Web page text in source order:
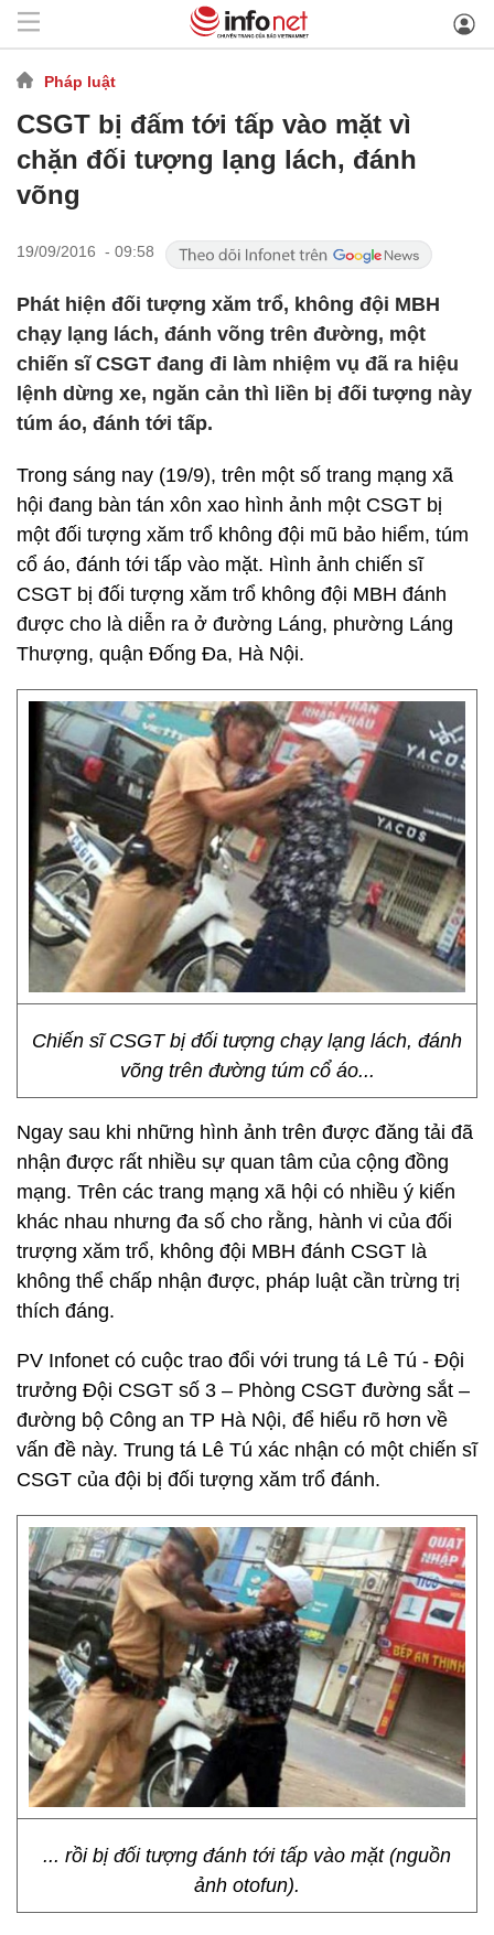
Pháp luật
CSGT bị đấm tới tấp vào mặt vì
chặn đối tượng lạng lách, đánh
võng
19/09/2016 - 09:58
Phát hiện đối tượng xăm trổ, không đội MBH
chạy lạng lách, đánh võng trên đường, một
chiến sĩ CSGT đang đi làm nhiệm vụ đã ra hiệu
lệnh dừng xe, ngăn cản thì liền bị đối tượng này
túm áo, đánh tới tấp.
Trong sáng nay (19/9), trên một số trang mạng xã
hội đang bàn tán xôn xao hình ảnh một CSGT bị
một đối tượng xăm trổ không đội mũ bảo hiểm, túm
cổ áo, đánh tới tấp vào mặt. Hình ảnh chiến sĩ
CSGT bị đối tượng xăm trổ không đội MBH đánh
được cho là diễn ra ở đường Láng, phường Láng
Thượng, quận Đống Đa, Hà Nội.
Chiến sĩ CSGT bị đối tượng chạy lạng lách, đánh
võng trên đường túm cổ áo...
Ngay sau khi những hình ảnh trên được đăng tải đã
nhận được rất nhiều sự quan tâm của cộng đồng
mạng. Trên các trang mạng xã hội có nhiều ý kiến
khác nhau nhưng đa số cho rằng, hành vi của đối
trượng xăm trổ, không đội MBH đánh CSGT là
không thể chấp nhận được, pháp luật cần trừng trị
thích đáng.
PV Infonet có cuộc trao đổi với trung tá Lê Tú - Đội
trưởng Đội CSGT số 3 – Phòng CSGT đường sắt –
đường bộ Công an TP Hà Nội, để hiểu rõ hơn về
vấn đề này. Trung tá Lê Tú xác nhận có một chiến sĩ
CSGT của đội bị đối tượng xăm trổ đánh.
... rồi bị đối tượng đánh tới tấp vào mặt (nguồn
ảnh otofun).